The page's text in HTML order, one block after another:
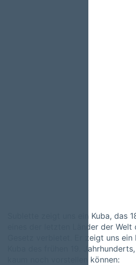
Sublette zeigt uns ein Kuba, das
eines der letzten Länder der
Gesetz verbietet. Er zeigt uns
Kuba des frühen 19.
kaum noch vorstellen können: